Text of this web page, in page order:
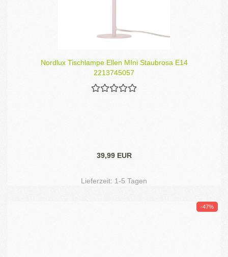
Nordlux Tischlampe Ellen MIni Staubrosa E14
2213745057
39,99 EUR
Lieferzeit: 1-5 Tagen
-47%